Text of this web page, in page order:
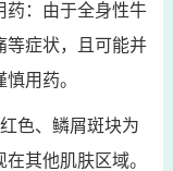
药：由于全身性牛
等症状，且可能并
用药。
色、鳞屑斑块为
其他肌肤区域。